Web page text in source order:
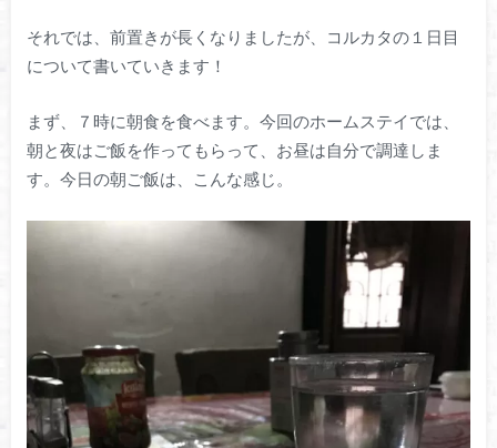
それでは、前置きが長くなりましたが、コルカタの１日目
について書いていきます！
まず、７時に朝食を食べます。今回のホームステイでは、
朝と夜はご飯を作ってもらって、お昼は自分で調達しま
す。今日の朝ご飯は、こんな感じ。